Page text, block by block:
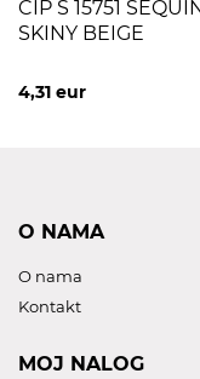
CIP S 15751
SKINY BEIGE
4,31 eur
O NAMA
O nama
Kontakt
MOJ NALOG